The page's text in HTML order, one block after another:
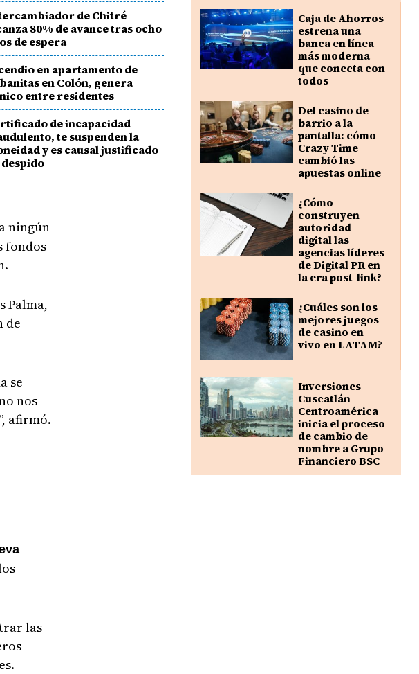
de Chitré
80% de avance tras ocho
de espera
en apartamento de
en Colón, genera
entre residentes
de incapacidad
te suspenden la
y es causal justificado
despido
ningún
fondos
Palma,
de
se
nos
afirmó.
las
Caja de Ahorros
estrena una
banca en línea
más moderna
que conecta con
todos
Del casino de
barrio a la
pantalla: cómo
Crazy Time
cambió las
apuestas online
¿Cómo
construyen
autoridad
digital las
agencias líderes
de Digital PR en
la era post-link?
¿Cuáles son los
mejores juegos
de casino en
vivo en LATAM?
Inversiones
Cuscatlán
Centroamérica
inicia el proceso
de cambio de
nombre a Grupo
Financiero BSC